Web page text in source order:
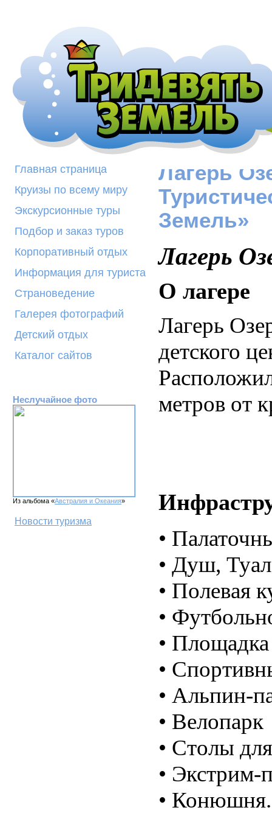
Главная страница
Круизы по всему миру
Экскурсионные туры
Подбор и заказ туров
Корпоративный отдых
Информация для туриста
Страноведение
Галерея фотографий
Детский отдых
Каталог сайтов
Неслучайное фото
Из альбома «Австралия и Океания»
Новости туризма
Лагерь
Земель»
Лагерь
О лагере
Лагерь
детского
метров от
•
• Душ,
• Полевая
•
•
•
• Альпин-
• Велопарк
• Столы
• Экстрим-
• Конюшня.